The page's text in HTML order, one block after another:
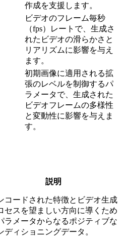
作成を支援します。
ビデオのフレーム毎秒
（fps）レートで、生成さ
れたビデオの滑らかさと
リアリズムに影響を与え
ます。
初期画像に適用される拡
張のレベルを制御するパ
ラメータで、生成された
ビデオフレームの多様性
と変動性に影響を与えま
す。
説明
コードされた特徴とビデオ生成
セスを望ましい方向に導くため
ラメータからなるポジティブな
ディショニングデータ。